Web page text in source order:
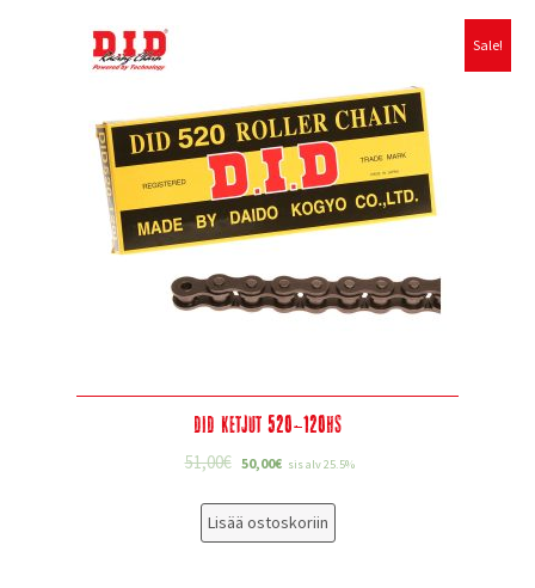
Sale!
DID Ketjut 520-120HS
51,00€ 50,00€ sis alv 25.5%
Lisää ostoskoriin